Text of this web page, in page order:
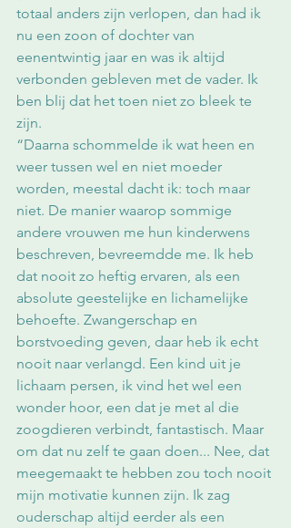
totaal anders zijn verlopen, dan had ik
nu een zoon of dochter van
eenentwintig jaar en was ik altijd
verbonden gebleven met de vader. Ik
ben blij dat het toen niet zo bleek te
zijn.
“Daarna schommelde ik wat heen en
weer tussen wel en niet moeder
worden, meestal dacht ik: toch maar
niet. De manier waarop sommige
andere vrouwen me hun kinderwens
beschreven, bevreemdde me. Ik heb
dat nooit zo heftig ervaren, als een
absolute geestelijke en lichamelijke
behoefte. Zwangerschap en
borstvoeding geven, daar heb ik echt
nooit naar verlangd. Een kind uit je
lichaam persen, ik vind het wel een
wonder hoor, een dat je met al die
zoogdieren verbindt, fantastisch. Maar
om dat nu zelf te gaan doen... Nee, dat
meegemaakt te hebben zou toch nooit
mijn motivatie kunnen zijn. Ik zag
ouderschap altijd eerder als een